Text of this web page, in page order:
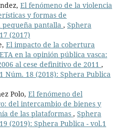
El fenómeno de la violencia
y formas de
pantalla , Sphera
(2017)
El impacto de la cobertura
en la opinión pública vasca:
al cese definitivo de 2011 ,
Núm. 18 (2018): Sphera Publica
Polo, El fenómeno del
del intercambio de bienes y
de las plataformas , Sphera
(2019): Sphera Publica - vol.1